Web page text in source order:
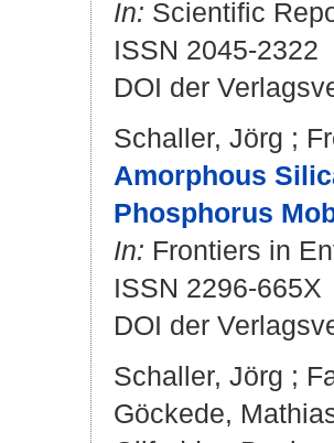
In: Scientific
ISSN 2045-2322
DOI der
Schaller, Jörg ;
Amorphous
Phosphorus
In: Frontiers in
ISSN 2296-665X
DOI der
Schaller, Jörg ;
Göckede,